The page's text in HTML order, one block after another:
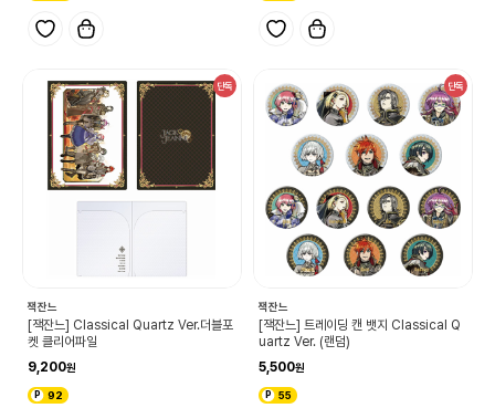
단독
잭잔느
[잭잔느] Classical Quartz Ver.더블포
켓 클리어파일
9,200
92
단독
잭잔느
[잭잔느] 트레이딩 캔 뱃지 Classical Q
uartz Ver. (랜덤)
5,500
55